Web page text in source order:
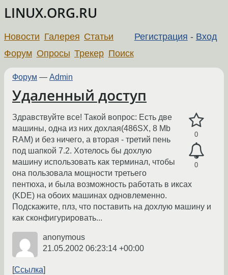
LINUX.ORG.RU
Регистрация - Вход
Новости Галерея Статьи
Форум Опросы Трекер Поиск
Форум — Admin
Удаленный доступ
0
0
Здравствуйте все! Такой вопрос: Есть две
машины, одна из них дохлая(486SX, 8 Mb
RAM) и без ничего, а вторая - третий пень
под шапкой 7.2. Хотелось бы дохлую
машину использовать как терминал, чтобы
она пользовала мощности третьего
пентюха, и была возможность работать в иксах
(KDE) на обоих машинах одновлеменно.
Подскажите, плз, что поставить на дохлую машину и
как сконфигурировать...
anonymous
21.05.2002 06:23:14 +00:00
Ссылка